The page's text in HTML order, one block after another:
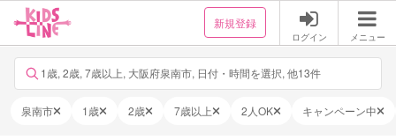
新規登録
ログイン メニュー
1歳, 2歳, 7歳以上, 大阪府泉南市, 日付・時間を選択, 他13件
泉南市 1歳 2歳 7歳以上 2人OK キャンペーン中